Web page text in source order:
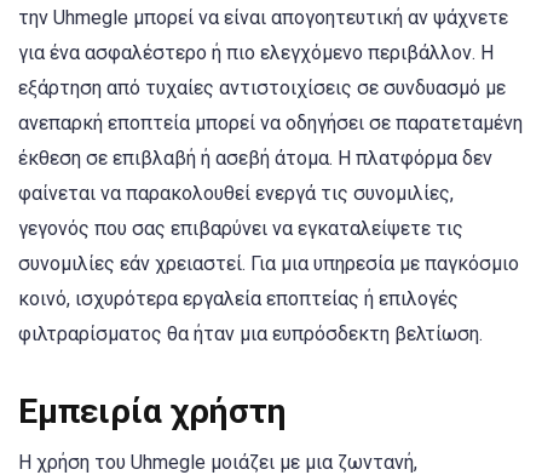
την Uhmegle μπορεί να είναι απογοητευτική αν ψάχνετε
για ένα ασφαλέστερο ή πιο ελεγχόμενο περιβάλλον. Η
εξάρτηση από τυχαίες αντιστοιχίσεις σε συνδυασμό με
ανεπαρκή εποπτεία μπορεί να οδηγήσει σε παρατεταμένη
έκθεση σε επιβλαβή ή ασεβή άτομα. Η πλατφόρμα δεν
φαίνεται να παρακολουθεί ενεργά τις συνομιλίες,
γεγονός που σας επιβαρύνει να εγκαταλείψετε τις
συνομιλίες εάν χρειαστεί. Για μια υπηρεσία με παγκόσμιο
κοινό, ισχυρότερα εργαλεία εποπτείας ή επιλογές
φιλτραρίσματος θα ήταν μια ευπρόσδεκτη βελτίωση.
Εμπειρία χρήστη
Η χρήση του Uhmegle μοιάζει με μια ζωντανή,